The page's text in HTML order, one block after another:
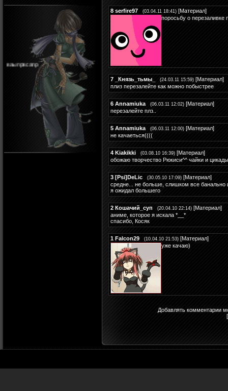
ваыпрвсапр
8 serfire97 (03.04.11 18:41) [Материал]
поросьбу о
7 _Князь_тьмы_ (24.03.11 15:59) [Материал]
плиз перезалейте как можно побыстрее
6 Annamiuka (06.03.11 12:02) [Материал]
перезалейте плз..
5 Annamiuka (06.03.11 12:00) [Материал]
не качаеться((((
4 Kiakikki (03.08.10 16:39) [Материал]
обожаю творчество Рюкиси^^ чайки и
3 [Psi]DeLic (30.05.10 17:09) [Материал]
средне... не больше, слишком все банально
я ожидал большего
2 Кошачий_суп (20.04.10 22:14) [Материал]
аниме, которое я искала *__*
спасибо, Косяк
1 Falcon29 (10.04.10 21:53) [Материал]
уже качаю)
Добавлять комментарии